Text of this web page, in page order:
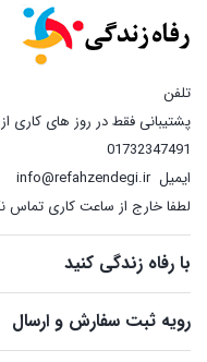
تلفن
پشتیبانی فقط در روز های کاری از ساعت 9 الی 13 و 17 الی
01732347491
ایمیلinfo@refahzendegi.ir
لطفا خارج از ساعت کاری تماس
با رفاه زندگی کنید
رویه ثبت سفارش و ارسال